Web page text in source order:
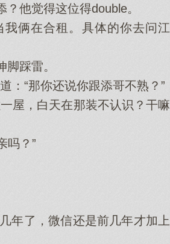
他觉得这位得double。
俩在合租。具体的你去问江
踩雷。
“那你还说你跟添哥不熟？”
屋，白天在那装不认识？干嘛
吗？”
年了，微信还是前几年才加上